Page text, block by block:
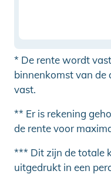
* De rente wordt
binnenkomst van de
vast.
** Er is rekening
de rente voor
*** Dit zijn de totale
uitgedrukt in een